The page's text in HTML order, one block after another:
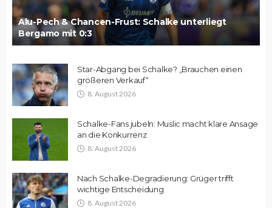
Alu-Pech & Chancen-Frust: Schalke unterliegt
Bergamo mit 0:3
Star-Abgang bei Schalke? „Brauchen einen
größeren Verkauf“
8. August 2026
Schalke-Fans jubeln: Muslic macht klare Ansage
an die Konkurrenz
8. August 2026
Nach Schalke-Degradierung: Grüger trifft
wichtige Entscheidung
8. August 2026